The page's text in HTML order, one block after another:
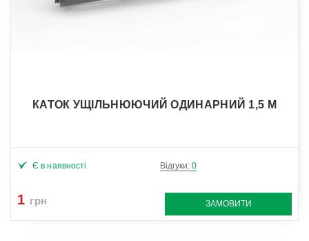
КАТОК УЩІЛЬНЮЮЧИЙ ОДИНАРНИЙ 1,5 М
Є в наявності Відгуки: 0
1 грн ЗАМОВИТИ